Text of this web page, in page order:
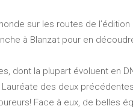
sur les routes de
à Blanzat pour en
dont la plupart évoluent en
Lauréate des deux
Face à eux, de belles